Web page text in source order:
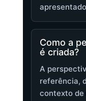
Como a
é criada?
A
referência,
contexto de